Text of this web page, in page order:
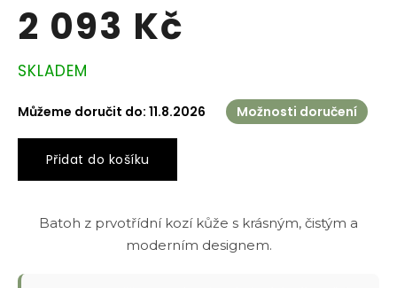
2 093 Kč
Měrná
cena:
SKLADEM
Můžeme doručit do: 11.8.2026 Možnosti doručení
Přidat do košíku
Batoh z prvotřídní kozí kůže s krásným, čistým a
moderním designem.